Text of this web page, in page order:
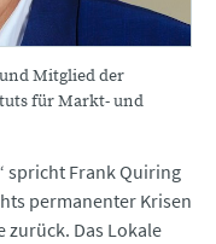
Mitglied der
für Markt- und
spricht Frank Quiring
permanenter Krisen
zurück. Das Lokale